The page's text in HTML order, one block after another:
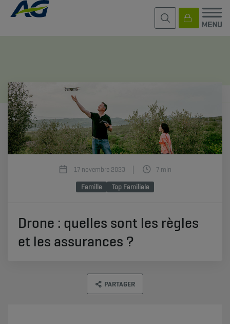
17 novembre 2023
7 min
Famille
Top Familiale
Drone : quelles sont les règles
et les assurances ?
PARTAGER